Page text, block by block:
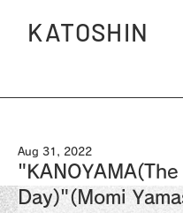
KATOSHIN
Day)"(Momi
Aug 31, 2022